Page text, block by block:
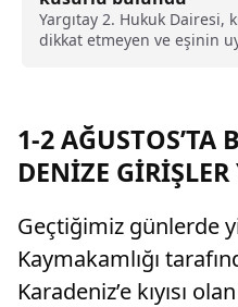
Yargıtay 2. Hukuk Dairesi,
dikkat etmeyen ve eşinin
lira tazminat ödemesine
1-2 AĞUSTOS’TA
DENİZE
Geçtiğimiz günlerde
Kaymakamlığı
Karadeniz’e kıyısı